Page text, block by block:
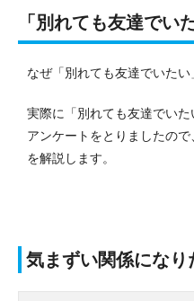
「別れても友達でい
なぜ「別れても友達でいたい
実際に「別れても友達でい
アンケートをとりましたの
を解説します。
気まずい関係になり